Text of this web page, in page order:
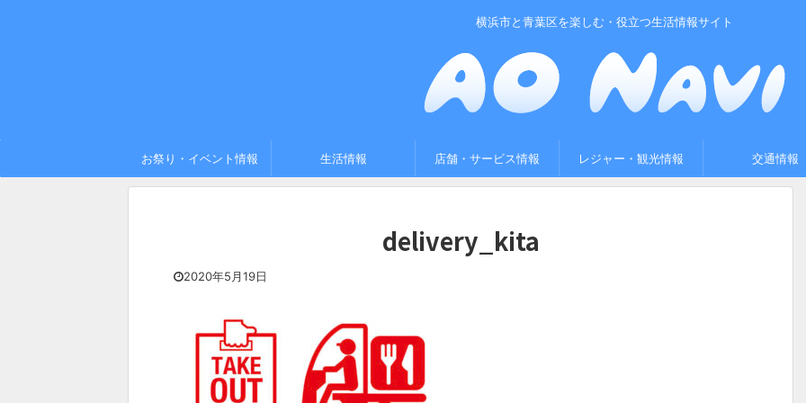
横浜市と青葉区を楽しむ・役立つ生活情報サイト
お祭り・イベント情報 生活情報 店舗・サービス情報 レジャー・観光情報 交通情報
delivery_kita
2020年5月19日